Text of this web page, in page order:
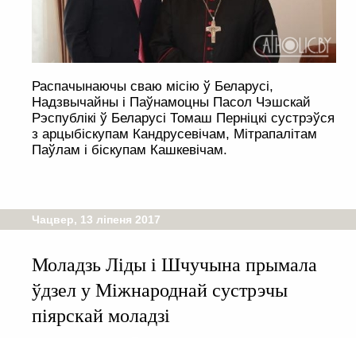
Распачынаючы сваю місію ў Беларусі,
Надзвычайны і Паўнамоцны Пасол Чэшскай
Рэспублікі ў Беларусі Томаш Перніцкі сустрэўся
з арцыбіскупам Кандрусевічам, Мітрапалітам
Паўлам і біскупам Кашкевічам.
Чацвер, 13 ліпеня 2017
Моладзь Ліды і Шчучына прымала
ўдзел у Міжнароднай сустрэчы
піярскай моладзі